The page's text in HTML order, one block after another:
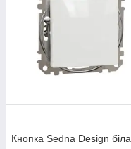
Кнопка Sedna Design біла